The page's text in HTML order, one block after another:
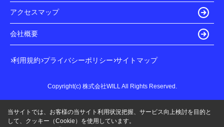
アクセスマップ
会社概要
利用規約 プライバシーポリシー サイトマップ
Copyright(c) 株式会社WILL All Rights Reserved.
当サイトでは、お客様の当サイト利用状況把握、サービス向上検討を目的と
して、クッキー（Cookie）を使用しています。